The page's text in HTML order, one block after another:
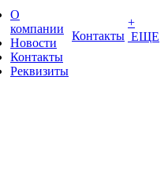
О
компании
Новости
Контакты
Реквизиты
Контакты
+
ЕЩЕ